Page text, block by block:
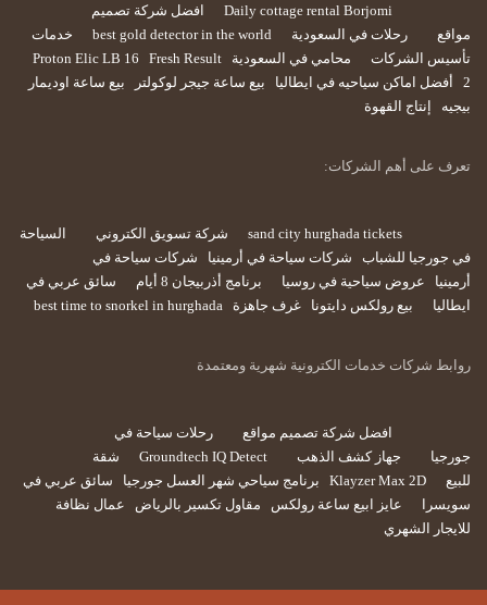
Daily cottage rental Borjomi
افضل شركة تصميم
مواقع
رحلات في السعودية best gold detector in the world
خدمات
تأسيس الشركات
محامي في السعودية Proton Elic LB 16
Fresh Result
2
أفضل اماكن سياحيه في ايطاليا بيع ساعة جيجر لوكولتر
بيع ساعة اوديمار
بيجيه
إنتاج القهوة
تعرف على أهم الشركات:
sand city hurghada tickets شركة تسويق الكتروني
السياحة
في جورجيا للشباب
شركات سياحة في أرمينيا
شركات سياحة في
أرمينيا
عروض سياحية في روسيا برنامج أذربيجان 8 أيام
سائق عربي في
ايطاليا
بيع رولكس دايتونا غرف جاهزة best time to snorkel in hurghada
روابط شركات خدمات الكترونية شهرية ومعتمدة
افضل شركة تصميم مواقع
رحلات سياحة في
جورجيا
جهاز كشف الذهب Groundtech IQ Detect
شقة
للبيع
Klayzer Max 2D برنامج سياحي شهر العسل جورجيا
سائق عربي في
سويسرا
عايز ابيع ساعة رولكس مقاول تكسير بالرياض
عمال نظافة
للايجار الشهري